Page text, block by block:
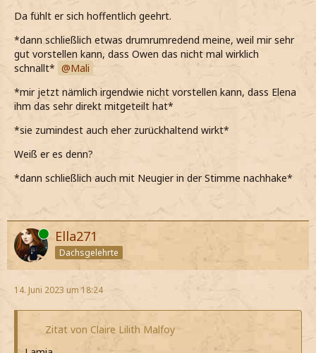
Da fühlt er sich hoffentlich geehrt.
*dann schließlich etwas drumrumredend meine, weil mir sehr
gut vorstellen kann, dass Owen das nicht mal wirklich
schnallt*
Mali
*mir jetzt nämlich irgendwie nicht vorstellen kann, dass Elena
ihm das sehr direkt mitgeteilt hat*
*sie zumindest auch eher zurückhaltend wirkt*
Weiß er es denn?
*dann schließlich auch mit Neugier in der Stimme nachhake*
Online Ella271
Dachsgelehrte
14. Juni 2023 um 18:24
Zitat von Claire Lilith Malfoy